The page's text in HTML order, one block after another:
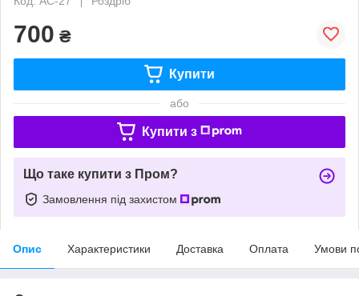
700 ₴
Купити
або
Купити з
Що таке купити з Пром?
Замовлення під захистом
Опис Характеристики Доставка Оплата Умови